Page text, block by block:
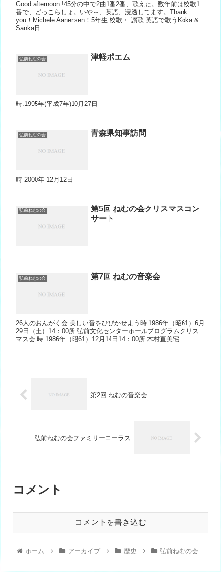
Good afternoon !45分の中で2曲1番2番、歌えた。数年前は校歌1
番で、どっこらしょ。いや～、英語、浸透してます。Thank
you！Michele Aanensen！5年生 校歌・ 讃歌 英語で歌うKoka &
Sanka日...
弘前ねむの会 津軽ポエム
時:1995年(平成7年)10月27日
弘前ねむの会 青森県知事訪問
時 2000年 12月12日
弘前ねむの会
第5回 ねむの会クリスマスコン
サート
弘前ねむの会 第7回 ねむの音楽会
26人のおんがく会 美しい音をひびかせよう時 1986年（昭61）6月
29日（土）14：00所 弘前文化センターホールプログラムクリス
マス会 時 1986年（昭61）12月14日14：00所 木村直美宅
第2回 ねむの音楽会
弘前ねむの会ファミリーコーラス
コメント
コメントを書き込む
ホーム アーカイブ 歴史 弘前ねむの会